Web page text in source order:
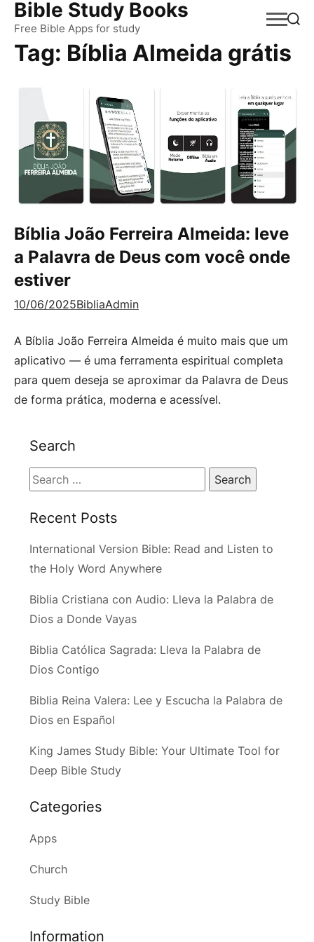
Skip
content
Bible Study Books
Free Bible Apps for study
Tag: Bíblia Almeida grátis
Bíblia João Ferreira Almeida: leve
a Palavra de Deus com você onde
estiver
10/06/2025BibliaAdmin
A Bíblia João Ferreira Almeida é muito mais que um
aplicativo — é uma ferramenta espiritual completa
para quem deseja se aproximar da Palavra de Deus
de forma prática, moderna e acessível.
Search
Search
for:
Recent Posts
International Version Bible: Read and Listen to
the Holy Word Anywhere
Biblia Cristiana con Audio: Lleva la Palabra de
Dios a Donde Vayas
Biblia Católica Sagrada: Lleva la Palabra de
Dios Contigo
Biblia Reina Valera: Lee y Escucha la Palabra de
Dios en Español
King James Study Bible: Your Ultimate Tool for
Deep Bible Study
Categories
Apps
Church
Study Bible
Information